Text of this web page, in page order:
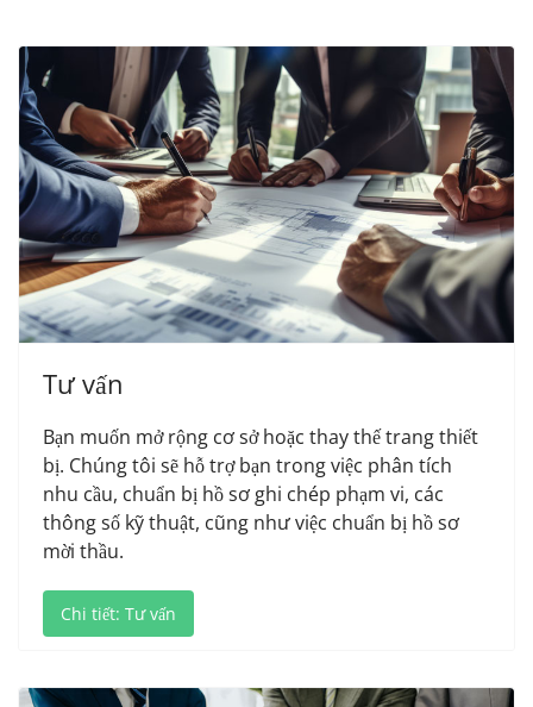
Tư vấn
Bạn muốn mở rộng cơ sở hoặc thay thế trang thiết
bị. Chúng tôi sẽ hỗ trợ bạn trong việc phân tích
nhu cầu, chuẩn bị hồ sơ ghi chép phạm vi, các
thông số kỹ thuật, cũng như việc chuẩn bị hồ sơ
mời thầu.
Chi tiết: Tư vấn